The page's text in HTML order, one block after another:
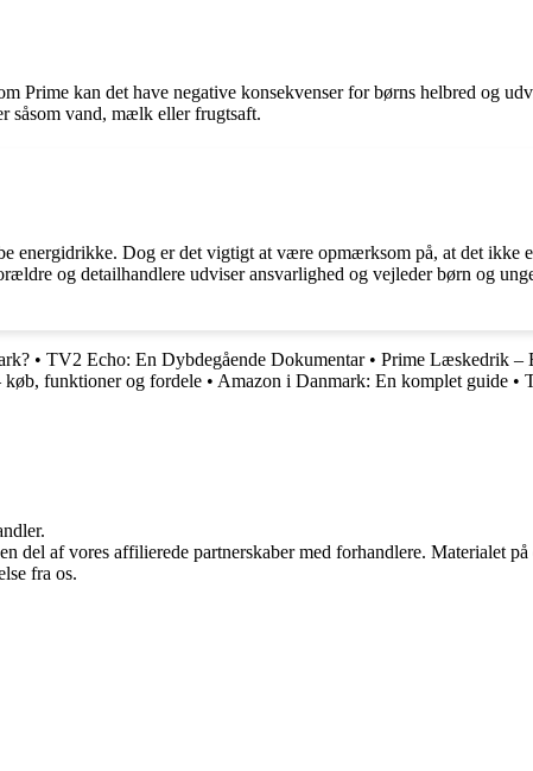
kan det have negative konsekvenser for børns helbred og
såsom vand, mælk eller frugtsaft.
energidrikke. Dog er det vigtigt at være opmærksom på, at det ikke
og detailhandlere udviser ansvarlighed og vejleder børn og
• TV2 Echo: En Dybdegående Dokumentar• Prime Læskedrik –
funktioner og fordele • Amazon i Danmark: En komplet guide •
af vores affilierede partnerskaber med forhandlere. Materialet på
fra os.